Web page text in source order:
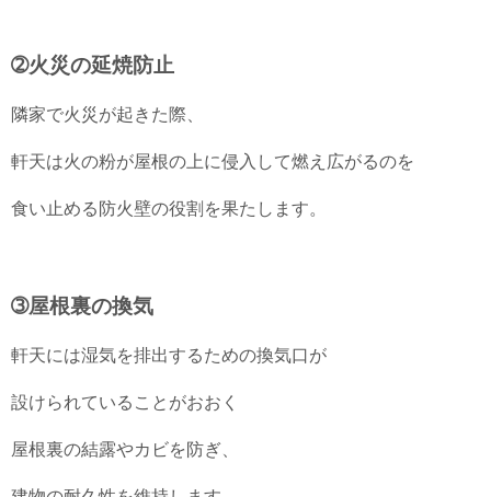
➁火災の延焼防止
隣家で火災が起きた際、
軒天は火の粉が屋根の上に侵入して燃え広がるのを
食い止める防火壁の役割を果たします。
➂屋根裏の換気
軒天には湿気を排出するための換気口が
設けられていることがおおく
屋根裏の結露やカビを防ぎ、